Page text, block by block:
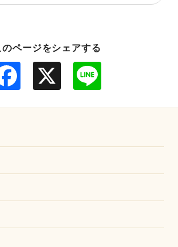
のページをシェアする